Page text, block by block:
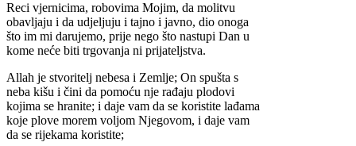
Reci vjernicima, robovima Mojim, da molitvu
obavljaju i da udjeljuju i tajno i javno, dio onoga
što im mi darujemo, prije nego što nastupi Dan u
kome neće biti trgovanja ni prijateljstva.
Allah je stvoritelj nebesa i Zemlje; On spušta s
neba kišu i čini da pomoću nje rađaju plodovi
kojima se hranite; i daje vam da se koristite lađama
koje plove morem voljom Njegovom, i daje vam
da se rijekama koristite;